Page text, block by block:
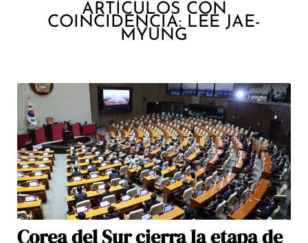
ARTÍCULOS CON
COINCIDENCIA: LEE JAE-
MYUNG
Corea del Sur cierra la etapa de